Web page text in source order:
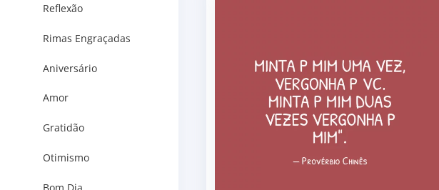
Reflexão
Rimas Engraçadas
Aniversário
Amor
Gratidão
Otimismo
Bom Dia